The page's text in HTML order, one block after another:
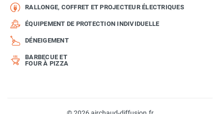
RALLONGE, COFFRET ET PROJECTEUR ÉLECTRIQUES
ÉQUIPEMENT DE PROTECTION INDIVIDUELLE
DÉNEIGEMENT
BARBECUE ET
FOUR À PIZZA